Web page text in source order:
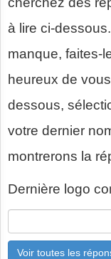
à lire ci-
manque, faites-
heureux de
dessous,
votre dernier
montrerons la
Dernière logo
Voir toutes les